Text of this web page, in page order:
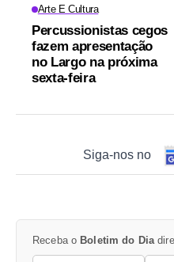
Arte E Cultura
Percussionistas cegos
fazem apresentação
no Largo na próxima
sexta-feira
Siga-nos no
Receba o Boletim do Dia